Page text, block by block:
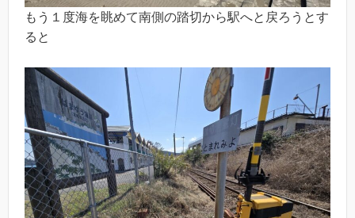
もう１度海を眺めて南側の踏切から駅へと戻ろうとす
ると